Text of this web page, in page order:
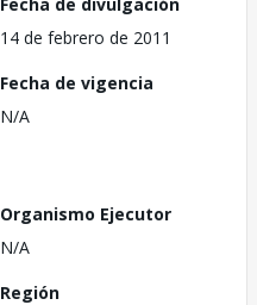
14 de febrero de 2011
Fecha de vigencia
N/A
Organismo Ejecutor
N/A
Región